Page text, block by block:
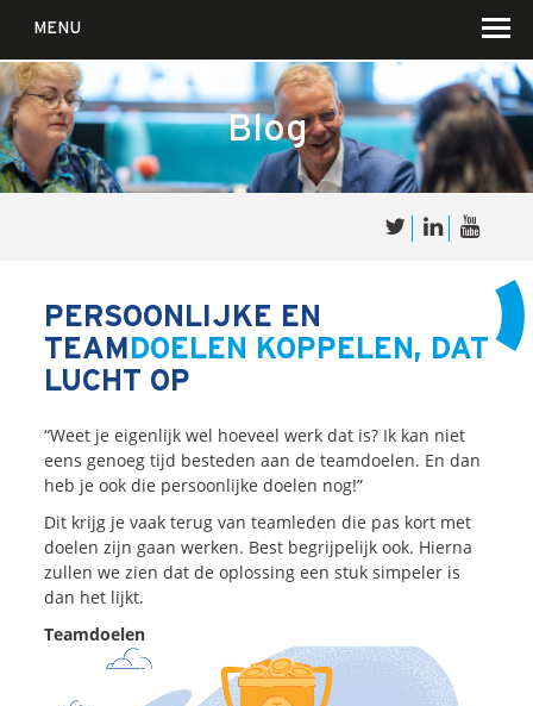
MENU
Waar wij in geloven …
Voor wie?
Iets over joúw SalesCultuur
De partners
Onze dienstverlening
(Sales)Cultuurtransformaties
winnende
Tenders
Blog
PERSOONLIJKE EN
TEAM DOELEN KOPPELEN, DAT
LUCHT OP
“Weet je eigenlijk wel hoeveel werk dat is? Ik kan niet
eens genoeg tijd besteden aan de teamdoelen. En dan
heb je ook die persoonlijke doelen nog!”
Dit krijg je vaak terug van teamleden die pas kort met
doelen zijn gaan werken. Best begrijpelijk ook. Hierna
zullen we zien dat de oplossing een stuk simpeler is
dan het lijkt.
Teamdoelen